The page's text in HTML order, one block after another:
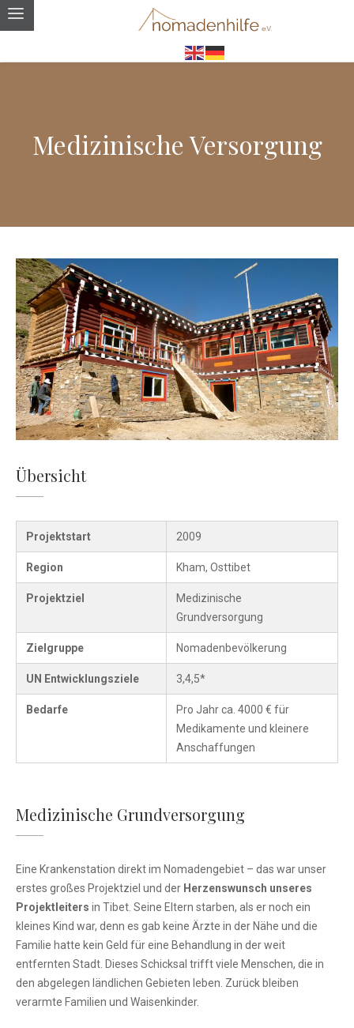
Medizinische Versorgung
Übersicht
Projektstart 2009
Region Kham, Osttibet
Projektziel
Medizinische
Grundversorgung
Zielgruppe Nomadenbevölkerung
UN Entwicklungsziele 3,4,5*
Bedarfe
Pro Jahr ca. 4000 € für
Medikamente und kleinere
Anschaffungen
Medizinische Grundversorgung
Eine Krankenstation direkt im Nomadengebiet – das war unser
erstes großes Projektziel und der Herzenswunsch unseres
Projektleiters in Tibet. Seine Eltern starben, als er noch ein
kleines Kind war, denn es gab keine Ärzte in der Nähe und die
Familie hatte kein Geld für eine Behandlung in der weit
entfernten Stadt. Dieses Schicksal trifft viele Menschen, die in
den abgelegen ländlichen Gebieten leben. Zurück bleiben
verarmte Familien und Waisenkinder.